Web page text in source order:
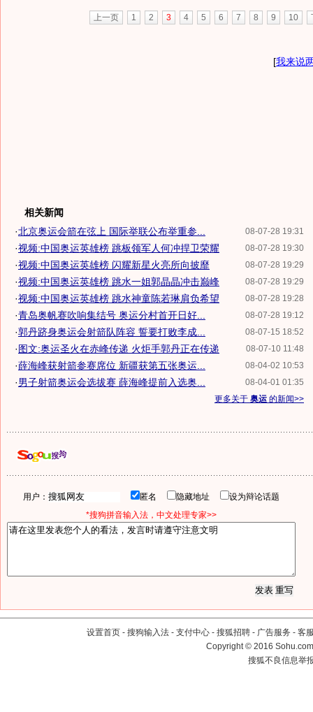
上一页 1 2 3 4 5 6 7 8 9 10
[我来说
相关新闻
08-07-28 19:31
·北京奥运会箭在弦上 国际举联公布举重参...
08-07-28 19:30
·视频:中国奥运英雄榜 跳板领军人何冲捍卫荣耀
08-07-28 19:29
·视频:中国奥运英雄榜 闪耀新星火亮所向披靡
08-07-28 19:29
·视频:中国奥运英雄榜 跳水一姐郭晶晶冲击巅峰
08-07-28 19:28
·视频:中国奥运英雄榜 跳水神童陈若琳肩负希望
08-07-28 19:12
·青岛奥帆赛吹响集结号 奥运分村首开日好...
08-07-15 18:52
·郭丹跻身奥运会射箭队阵容 誓要打败李成...
08-07-10 11:48
·图文:奥运圣火在赤峰传递 火炬手郭丹正在传递
08-04-02 10:53
·薛海峰获射箭参赛席位 新疆获第五张奥运...
08-04-01 01:35
·男子射箭奥运会选拔赛 薛海峰提前入选奥...
更多关于 奥运 的新闻>>
用户： 匿名 隐藏地址
设为辩论话题
*搜狗拼音输入法，中文处理专家>>
设置首页 - 搜狗输入法 - 支付中心 - 搜狐招聘 - 广告服务 - 客
Copyright©2016
搜狐不良信息举